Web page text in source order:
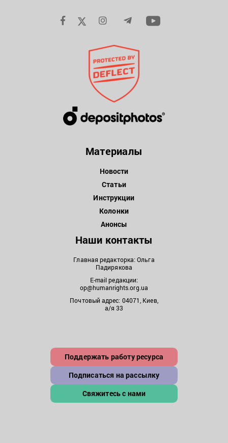
Материалы
Новости
Статьи
Инструкции
Колонки
Анонсы
Наши контакты
Главная редакторка: Ольга
Падирякова
E-mail редакции:
op@humanrights.org.ua
Почтовый адрес: 04071, Киев,
а/я 33
Поддержать работу ресурса
Подписаться на рассылку
Свяжитесь с нами